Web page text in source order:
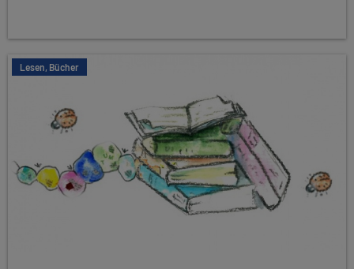
Lesen, Bücher